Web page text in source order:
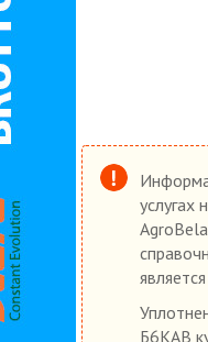
услугах
Б6КАВ